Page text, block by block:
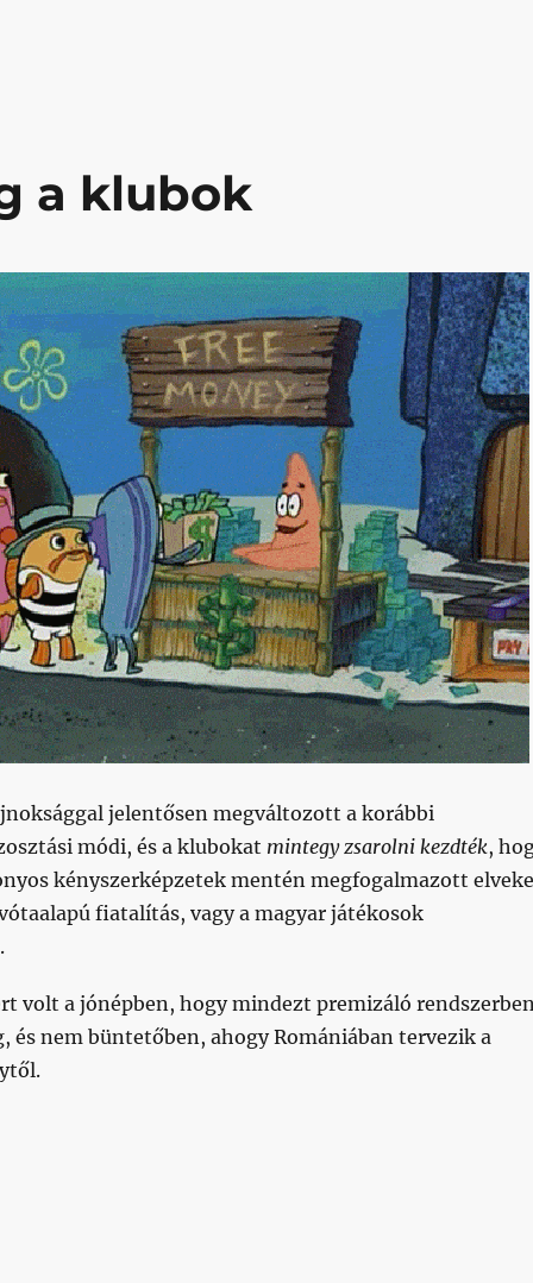
ezt mondani, meg minek is, de azért mégis
a klubok
jelentősen megváltozott a korábbi
módi, és a klubokat mintegy zsarolni kezdték,
kényszerképzetek mentén megfogalmazott
fiatalítás, vagy a magyar játékosok
volt a jónépben, hogy mindezt premizáló
és nem büntetőben, ahogy Romániában tervezik a
a klubok”